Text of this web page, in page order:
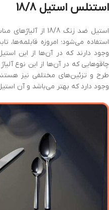
استنلس استیل 18/8
استیل ضد زنگ 18/8
استفاده می‌شود؛ امروزه
وجود دارند که در آن‌ها از این
چاقوهایی که در آن‌ها از این نوع
طرح و تزئین‌های مختلفی نیز
وجود دارد که بهتر می‌باشد و آن استیل ضد زنگ